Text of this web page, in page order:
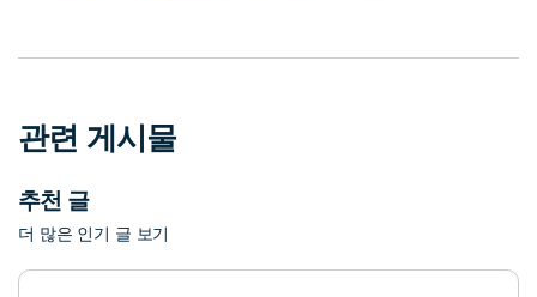
관련 게시물
추천 글
더 많은 인기 글 보기